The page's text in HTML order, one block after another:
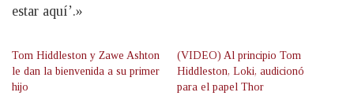
estar aquí’.»
Tom Hiddleston y Zawe Ashton
le dan la bienvenida a su primer
hijo
(VIDEO) Al principio Tom
Hiddleston, Loki, audicionó
para el papel Thor